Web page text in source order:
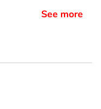
Il faut parfois être simplement soi-même pour que le véritable amour naisse.
See more